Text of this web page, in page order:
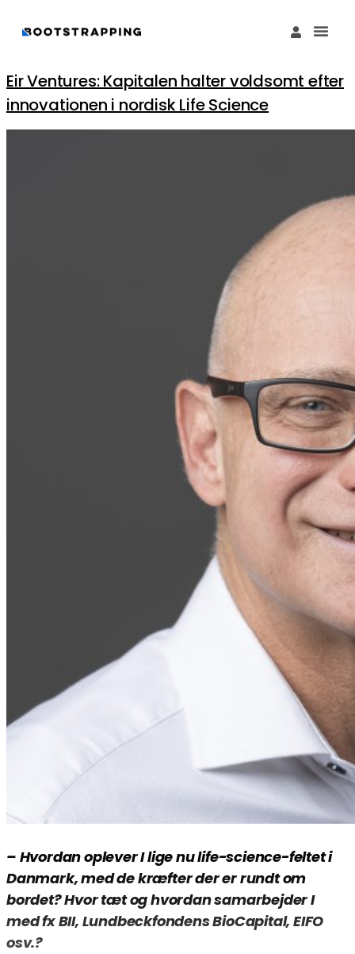
Eir Ventures: Kapitalen halter voldsomt efter
innovationen i nordisk Life Science
– Hvordan oplever I lige nu life-science-feltet i
Danmark, med de kræfter der er rundt om
bordet? Hvor tæt og hvordan samarbejder I
med fx BII, Lundbeckfondens BioCapital, EIFO
osv.?